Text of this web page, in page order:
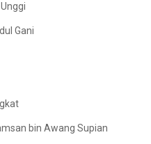
Gani
bin Awang Supian